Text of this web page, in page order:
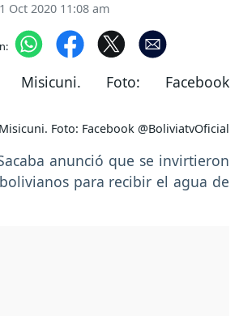
Oct 2020 11:08 am
Foto: Facebook @BoliviatvOficial
anunció que se invirtieron
para recibir el agua de